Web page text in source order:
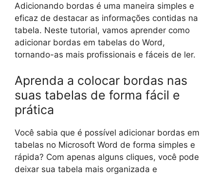
Adicionando bordas é uma maneira simples e
eficaz de destacar as informações contidas na
tabela. Neste tutorial, vamos aprender como
adicionar bordas em tabelas do Word,
tornando-as mais profissionais e fáceis de ler.
Aprenda a colocar bordas nas
suas tabelas de forma fácil e
prática
Você sabia que é possível adicionar bordas em
tabelas no Microsoft Word de forma simples e
rápida? Com apenas alguns cliques, você pode
deixar sua tabela mais organizada e